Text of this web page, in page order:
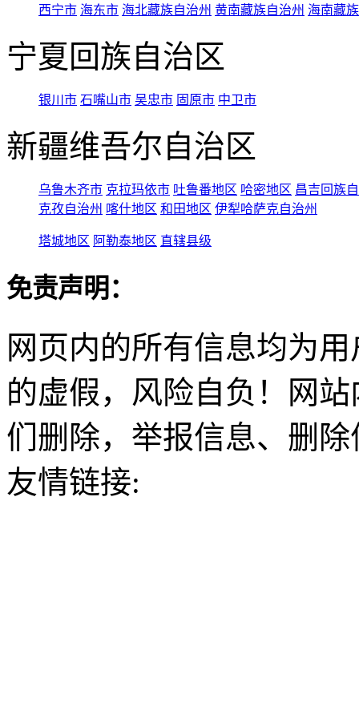
西宁市 海东市 海北藏族自治州 黄南藏族自治州 海南藏
宁夏回族自治区
银川市 石嘴山市 吴忠市 固原市 中卫市
新疆维吾尔自治区
乌鲁木齐市 克拉玛依市 吐鲁番地区 哈密地区 昌吉回族
克孜自治州 喀什地区 和田地区 伊犁哈萨克自治州
塔城地区 阿勒泰地区 直辖县级
免责声明：
网页内的所有信息均为
的虚假，风险自负！网
们删除，举报信息、删
友情链接: